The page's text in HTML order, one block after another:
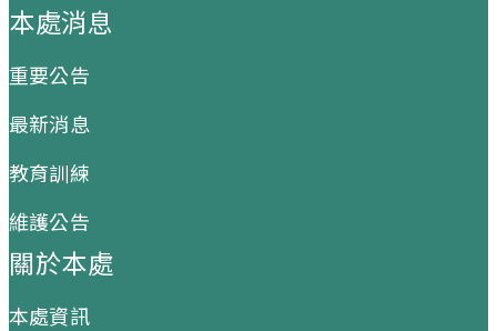
本處消息
重要公告
最新消息
教育訓練
維護公告
關於本處
本處資訊